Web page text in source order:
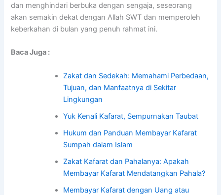
dan menghindari berbuka dengan sengaja, seseorang
akan semakin dekat dengan Allah SWT dan memperoleh
keberkahan di bulan yang penuh rahmat ini.
Baca Juga :
Zakat dan Sedekah: Memahami Perbedaan,
Tujuan, dan Manfaatnya di Sekitar
Lingkungan
Yuk Kenali Kafarat, Sempurnakan Taubat
Hukum dan Panduan Membayar Kafarat
Sumpah dalam Islam
Zakat Kafarat dan Pahalanya: Apakah
Membayar Kafarat Mendatangkan Pahala?
Membayar Kafarat dengan Uang atau